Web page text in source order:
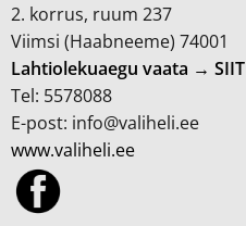
2. korrus, ruum 237
Viimsi (Haabneeme) 74001
Lahtiolekuaegu vaata → SIIT
Tel: 5578088
E-post: info@valiheli.ee
www.valiheli.ee